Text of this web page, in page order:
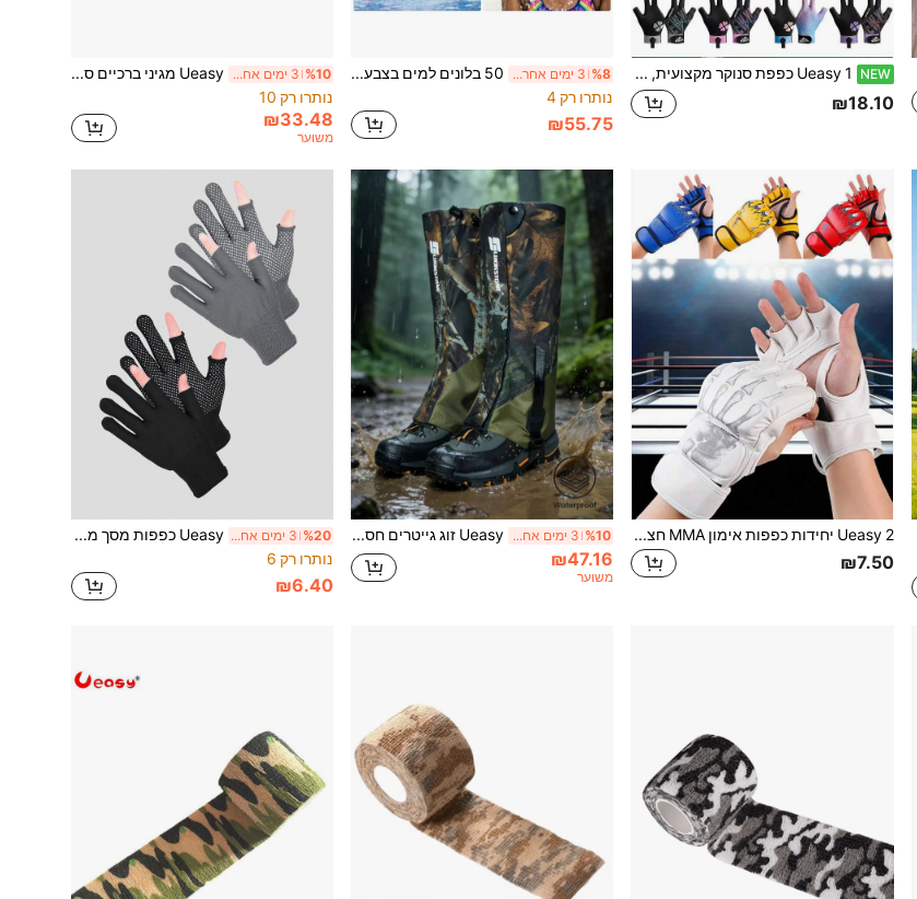
NEW Ueasy 1 כפפת סנוקר מקצועית, כפפת ביליארד ל3 אצבעות ליד שמאל, נושמת קלה למשקל, נגד החלקה ואלסטית, מתאימה לגברים ונשים, אידיאלית לסנוקר וביליארד, אביזרי ביליארד
₪18.10
%8 3 ימים אחרונים
50 בלונים למים בצבעים אקראיים, מתאימים למשחקים בחוץ, בריכה וחוף ים, צעצועי בידור למסיבת קיץ
נותרו רק 4
₪55.75
%10 3 ימים אחרונים
Ueasy מגיני ברכיים ספורטיביים דחוסים יוניסקס, שרוולי ברכיים רכים נושמים ואלסטיים, מגיני ברכיים סרוגים בולמי זעזועים, אביזרי ספורט מעשיים מתאימים לאימון בחדר כושר, פעילות חוץ ואימון יומיומי
נותרו רק 10
₪33.48
משוער
Ueasy 2 יחידות כפפות אימון MMA חצי אצבע למבוגרים, מתאימות לסנדה, מואי תאי, MMA וספורטים אחרים. לבן, שחור, כחול, אדום - מושלם ל-MMA וספורטים אחרים!
₪7.50
%10 3 ימים אחרונים Ueasy זוג גייטרים חסיני נחשים - שריון רגליים עמיד למים ועמיד מאוד עם רצועות TPU נגד החלקה, מתאים לטיולים, טיפוס והרפתקאות חוץ | עמיד לקור (-30°C) וחסין לנשיכות בעלי חיים, לקמפינג
₪47.16
משוער
%20 3 ימים אחרונים
Ueasy כפפות מסך מגע יוניסקס, כפפות חצי אצבע קלות משקל ללא החלקה, מתאימות לטיולים, רכיבה על אופניים, נהיגה, מזג אוויר קר, ריצה, ספורט חוץ ועבודה יומית
נותרו רק 6
₪6.40